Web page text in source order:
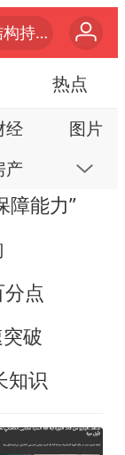
白海豚对华东华北影响会大于巴威
子”
构建更高水平的全民健身公共服务体系
上门女婿出轨女邻居多年被判重婚罪
香港刷新1884年以来最高气温纪录
热点
经
图片
产
科技
码
本地
游
说
障能力”
点
破
知识